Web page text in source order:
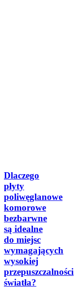
Dlaczego
płyty
poliwęglanowe
komorowe
bezbarwne
są idealne
do miejsc
wymagających
wysokiej
przepuszczalności
światła?